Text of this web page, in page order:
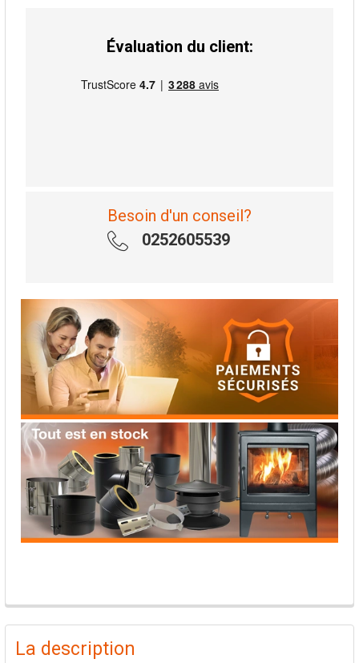
Évaluation du client:
Besoin d'un conseil?
0252605539
PRODUITS
FRÉQUEMMENT
ACHETÉS
La description